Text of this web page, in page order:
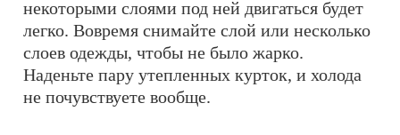
некоторыми слоями под ней двигаться будет
легко. Вовремя снимайте слой или несколько
слоев одежды, чтобы не было жарко.
Наденьте пару утепленных курток, и холода
не почувствуете вообще.